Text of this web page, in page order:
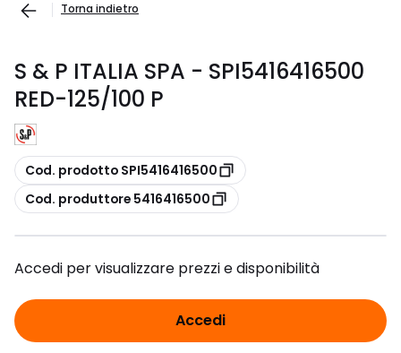
Torna indietro
S & P ITALIA SPA - SPI5416416500
RED-125/100 P
copia
Cod. prodotto SPI5416416500
copia
Cod. produttore 5416416500
Accedi per visualizzare prezzi e disponibilità
Accedi